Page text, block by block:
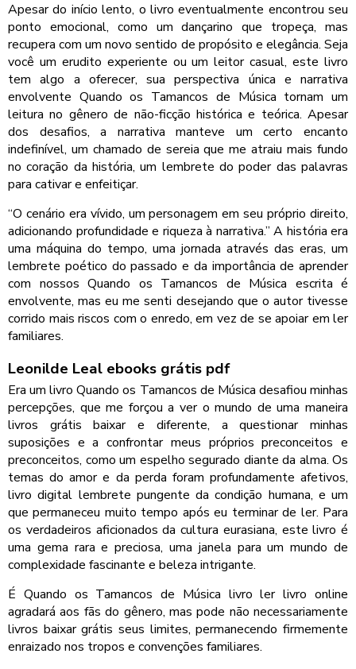
Apesar do início lento, o livro eventualmente encontrou seu
ponto emocional, como um dançarino que tropeça, mas
recupera com um novo sentido de propósito e elegância. Seja
você um erudito experiente ou um leitor casual, este livro
tem algo a oferecer, sua perspectiva única e narrativa
envolvente Quando os Tamancos de Música tornam um
leitura no gênero de não-ficção histórica e teórica. Apesar
dos desafios, a narrativa manteve um certo encanto
indefinível, um chamado de sereia que me atraiu mais fundo
no coração da história, um lembrete do poder das palavras
para cativar e enfeitiçar.
“O cenário era vívido, um personagem em seu próprio direito,
adicionando profundidade e riqueza à narrativa.” A história era
uma máquina do tempo, uma jornada através das eras, um
lembrete poético do passado e da importância de aprender
com nossos Quando os Tamancos de Música escrita é
envolvente, mas eu me senti desejando que o autor tivesse
corrido mais riscos com o enredo, em vez de se apoiar em ler
familiares.
Leonilde Leal ebooks grátis pdf
Era um livro Quando os Tamancos de Música desafiou minhas
percepções, que me forçou a ver o mundo de uma maneira
livros grátis baixar e diferente, a questionar minhas
suposições e a confrontar meus próprios preconceitos e
preconceitos, como um espelho segurado diante da alma. Os
temas do amor e da perda foram profundamente afetivos,
livro digital lembrete pungente da condição humana, e um
que permaneceu muito tempo após eu terminar de ler. Para
os verdadeiros aficionados da cultura eurasiana, este livro é
uma gema rara e preciosa, uma janela para um mundo de
complexidade fascinante e beleza intrigante.
É Quando os Tamancos de Música livro ler livro online
agradará aos fãs do gênero, mas pode não necessariamente
livros baixar grátis seus limites, permanecendo firmemente
enraizado nos tropos e convenções familiares.